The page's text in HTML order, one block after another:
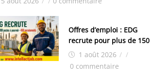
Offres d’emploi : EDG
recrute pour plus de 150
postes1 août 2026 / /
0 commentaire